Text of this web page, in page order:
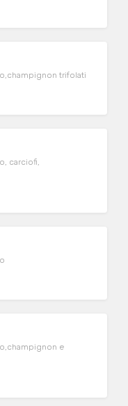
trifolati
carciofi,
e